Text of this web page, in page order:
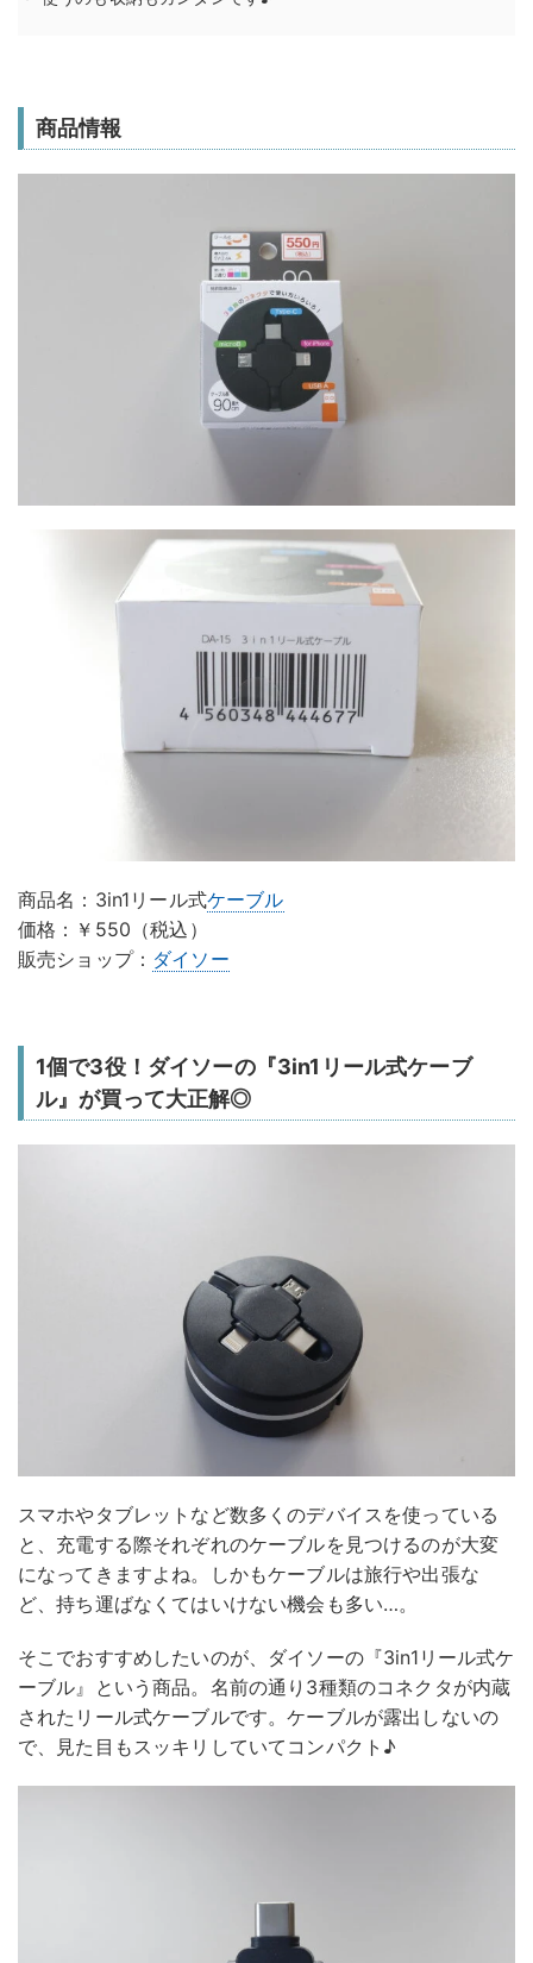
商品情報
商品名：3in1リール式ケーブル
価格：￥550（税込）
販売ショップ： ダイソー
1個で3役！ダイソーの『3in1リール式ケーブ
ル』が買って大正解◎
スマホやタブレットなど数多くのデバイスを使っている
と、充電する際それぞれのケーブルを見つけるのが大変
になってきますよね。しかもケーブルは旅行や出張な
ど、持ち運ばなくてはいけない機会も多い…。
そこでおすすめしたいのが、ダイソーの『3in1リール式ケ
ーブル』という商品。名前の通り3種類のコネクタが内蔵
されたリール式ケーブルです。ケーブルが露出しないの
で、見た目もスッキリしていてコンパクト♪